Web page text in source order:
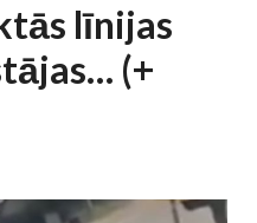
līnijas
(+